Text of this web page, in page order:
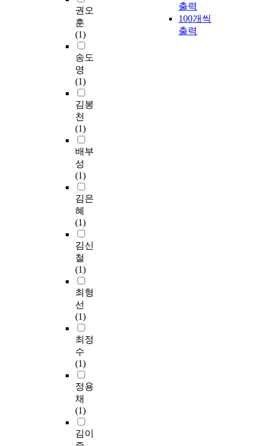
권오
훈
(1)
송도
영
(1)
김봉
천
(1)
배부
성
(1)
김은
혜
(1)
김신
철
(1)
최형
선
(1)
최정
수
(1)
정용
채
(1)
김이
출력
100개씩
출력